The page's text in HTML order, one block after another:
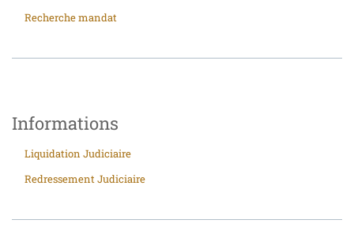
Recherche mandat
Informations
Liquidation Judiciaire
Redressement Judiciaire